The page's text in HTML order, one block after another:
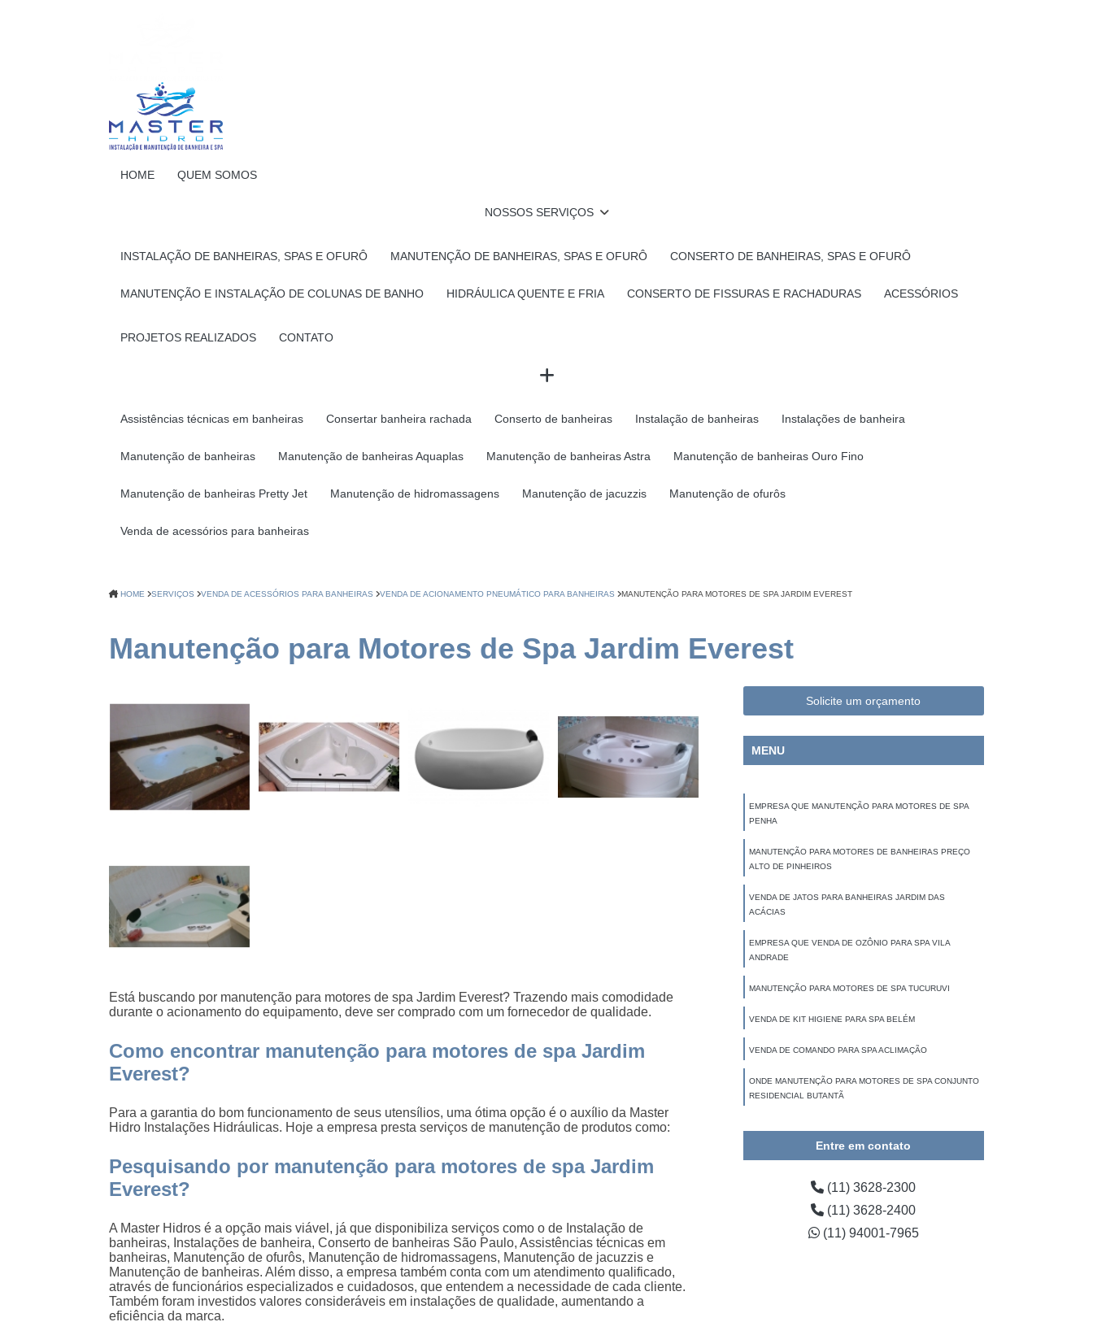
HOME QUEM SOMOS
NOSSOS SERVIÇOS
INSTALAÇÃO DE BANHEIRAS, SPAS E OFURÔ MANUTENÇÃO DE BANHEIRAS, SPAS E OFURÔ CONSERTO DE BANHEIRAS, SPAS E OFURÔ
MANUTENÇÃO E INSTALAÇÃO DE COLUNAS DE BANHO HIDRÁULICA QUENTE E FRIA CONSERTO DE FISSURAS E RACHADURAS ACESSÓRIOS
PROJETOS REALIZADOS CONTATO
Assistências técnicas em banheiras Consertar banheira rachada Conserto de banheiras Instalação de banheiras Instalações de banheira
Manutenção de banheiras Manutenção de banheiras Aquaplas Manutenção de banheiras Astra Manutenção de banheiras Ouro Fino
Manutenção de banheiras Pretty Jet Manutenção de hidromassagens Manutenção de jacuzzis Manutenção de ofurôs
Venda de acessórios para banheiras
HOME SERVIÇOS VENDA DE ACESSÓRIOS PARA BANHEIRAS VENDA DE ACIONAMENTO PNEUMÁTICO PARA BANHEIRAS MANUTENÇÃO PARA MOTORES DE SPA JARDIM EVEREST
Manutenção para Motores de Spa Jardim Everest
Está buscando por manutenção para motores de spa Jardim Everest? Trazendo mais comodidade
durante o acionamento do equipamento, deve ser comprado com um fornecedor de qualidade.
Como encontrar manutenção para motores de spa Jardim
Everest?
Para a garantia do bom funcionamento de seus utensílios, uma ótima opção é o auxílio da Master
Hidro Instalações Hidráulicas. Hoje a empresa presta serviços de manutenção de produtos como:
Pesquisando por manutenção para motores de spa Jardim
Everest?
A Master Hidros é a opção mais viável, já que disponibiliza serviços como o de Instalação de
banheiras, Instalações de banheira, Conserto de banheiras São Paulo, Assistências técnicas em
banheiras, Manutenção de ofurôs, Manutenção de hidromassagens, Manutenção de jacuzzis e
Manutenção de banheiras. Além disso, a empresa também conta com um atendimento qualificado,
através de funcionários especializados e cuidadosos, que entendem a necessidade de cada cliente.
Também foram investidos valores consideráveis em instalações de qualidade, aumentando a
eficiência da marca.
Solicite um orçamento
MENU
EMPRESA QUE MANUTENÇÃO PARA MOTORES DE SPA
PENHA
MANUTENÇÃO PARA MOTORES DE BANHEIRAS PREÇO
ALTO DE PINHEIROS
VENDA DE JATOS PARA BANHEIRAS JARDIM DAS
ACÁCIAS
EMPRESA QUE VENDA DE OZÔNIO PARA SPA VILA
ANDRADE
MANUTENÇÃO PARA MOTORES DE SPA TUCURUVI
VENDA DE KIT HIGIENE PARA SPA BELÉM
VENDA DE COMANDO PARA SPA ACLIMAÇÃO
ONDE MANUTENÇÃO PARA MOTORES DE SPA CONJUNTO
RESIDENCIAL BUTANTÃ
Entre em contato
(11) 3628-2300
(11) 3628-2400
(11) 94001-7965